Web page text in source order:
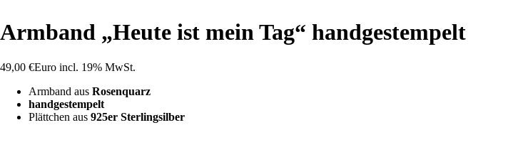
Armband „Heute ist mein Tag“ handgestempelt
49,00 €Euro incl. 19% MwSt.
Armband aus Rosenquarz
handgestempelt
Plättchen aus 925er Sterlingsilber